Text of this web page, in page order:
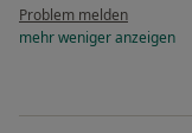
Problem melden
mehrwenigeranzeigen